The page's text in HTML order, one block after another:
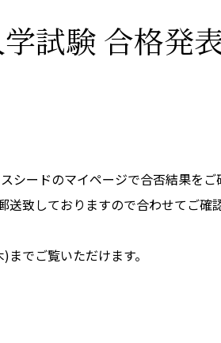
試験 合格発
シードのマイページで合否結果を
送致しておりますので合わせてご確
)までご覧いただけます。